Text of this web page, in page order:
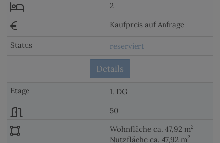
2
Kaufpreis auf Anfrage
reserviert
Details
1. DG
50
Wohnfläche ca. 47,92 m2
Nutzfläche ca. 47,92 m2